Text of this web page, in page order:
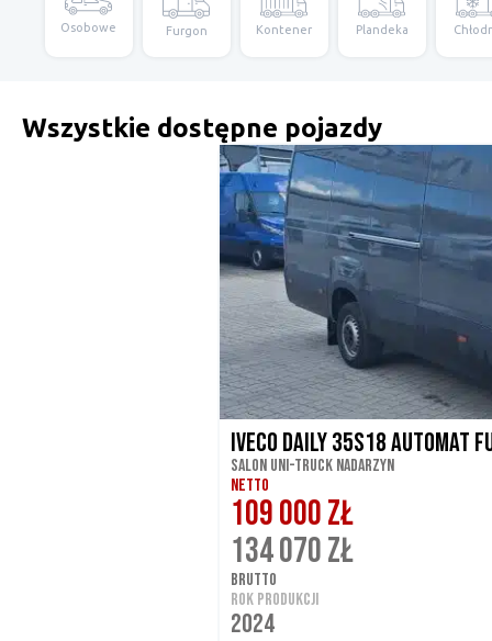
Osobowe Furgon Kontener Plandeka
Wszystkie dostępne pojazdy
Iveco Daily 35S18 automat
Salon UNI-TRUCK Nadarzyn
NETTO
109 000 ZŁ
134 070 ZŁ
BRUTTO
ROK PRODUKCJI
2024